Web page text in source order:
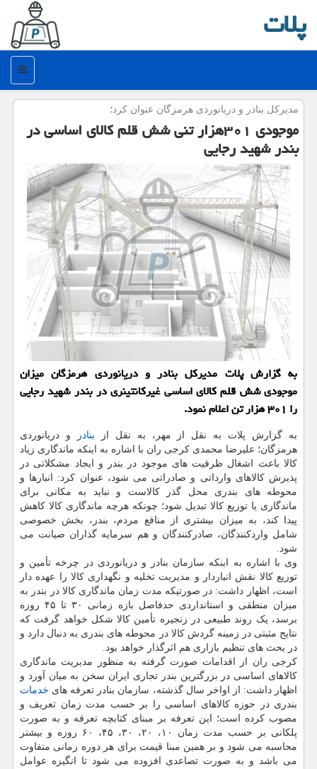
پلات
منو
مدیركل بنادر و دریانوردی هرمزگان عنوان كرد؛
موجودی ۳۰۱هزار تنی شش قلم كالای اساسی در
بندر شهید رجایی
به گزارش پلات مدیرکل بنادر و دریانوردی هرمزگان میزان
موجودی شش قلم کالای اساسی غیرکانتینری در بندر شهید رجایی
را ۳۰۱ هزار تن اعلام نمود.
به گزارش پلات به نقل از مهر، به نقل از بنادر
و دریانوردی
هرمزگان؛ علیرضا محمدی کرجی ران با اشاره به اینکه ماندگاری زیاد
کالا باعث اشغال ظرفیت های موجود در بندر و ایجاد مشکلاتی در
پذیرش کالاهای وارداتی و صادراتی می شود، عنوان کرد: انبارها و
محوطه های بندری محل گذر کالاست و نباید به مکانی برای
ماندگاری یا توزیع کالا تبدیل شود؛ چونکه هرچه ماندگاری کالا کاهش
پیدا کند، به میزان بیشتری از منافع مردم، بندر، بخش خصوصی
شامل واردکنندگان، صادرکنندگان و هم سرمایه گذاران صیانت می
شود.
وی با اشاره به اینکه سازمان بنادر و دریانوردی در چرخه تأمین و
توزیع کالا نقش انباردار و مدیریت تخلیه و نگهداری کالا را عهده دار
است، اظهار داشت: در صورتیکه مدت زمان ماندگاری کالا در بندر به
میزان منطقی و استانداردی حدفاصل بازه زمانی ۳۰ تا ۴۵ روزه
برسد، یک روند طبیعی در زنجیره تأمین کالا شکل خواهد گرفت که
نتایج مثبتی در زمینه گردش کالا در محوطه های بندری به دنبال دارد و
در بحث های تنظیم بازاری هم اثرگذار خواهد بود.
کرجی ران از اقدامات صورت گرفته به منظور مدیریت ماندگاری
کالاهای اساسی در بزرگترین بندر تجاری ایران سخن به میان آورد و
اظهار داشت: از اواخر سال گذشته، سازمان بنادر تعرفه های خدمات
بندری در حوزه کالاهای اساسی را بر حسب مدت زمان تعریف و
مصوب کرده است؛ این تعرفه بر مبنای کتابچه تعرفه و به صورت
پلکانی بر حسب مدت زمان ۱۰، ۲۰، ۳۰، ۴۵، ۶۰ روزه و بیشتر
محاسبه می شود و بر همین مبنا قیمت برای هر دوره زمانی متفاوت
می باشد و به صورت تصاعدی افزوده می شود تا انگیزه عوامل